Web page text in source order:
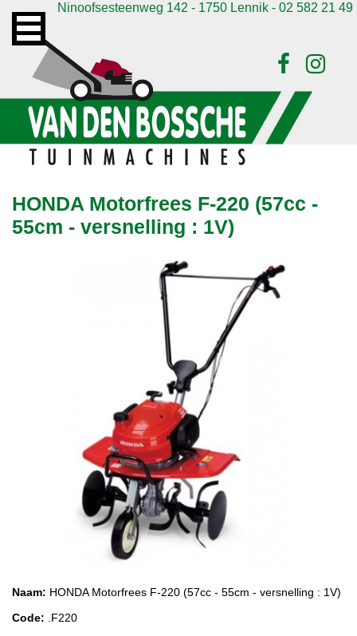
Ninoofsesteenweg 142 - 1750 Lennik - 02 582 21 49
HONDA Motorfrees F-220 (57cc -
55cm - versnelling : 1V)
Naam: HONDA Motorfrees F-220 (57cc - 55cm - versnelling : 1V)
Code: .F220